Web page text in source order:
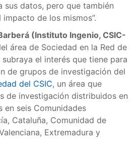
sus datos, pero que también
de los mismos”.
(Instituto Ingenio, CSIC-
área de Sociedad en la Red de
subraya el interés que tiene para
de grupos de investigación del
del CSIC, un área que
de investigación distribuidos en
en seis Comunidades
Cataluña, Comunidad de
Extremadura y